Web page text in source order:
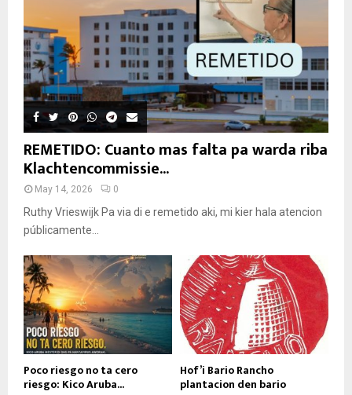
REMETIDO: Cuanto mas falta pa warda riba
Klachtencommissie...
May 14, 2026 0
Ruthy Vrieswijk Pa via di e remetido aki, mi kier hala atencion
públicamente...
Poco riesgo no ta cero
riesgo: Kico Aruba...
Hof’i Bario Rancho
plantacion den bario